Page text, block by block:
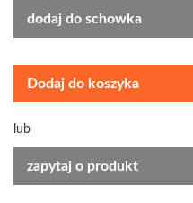
dodaj do schowka
Dodaj do koszyka
lub
zapytaj o produkt